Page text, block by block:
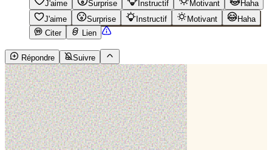
J'aime Surprise Instructif Motivant
Haha
J'aime
Surprise Instructif Motivant
Haha
Citer
Lien
Répondre Suivre